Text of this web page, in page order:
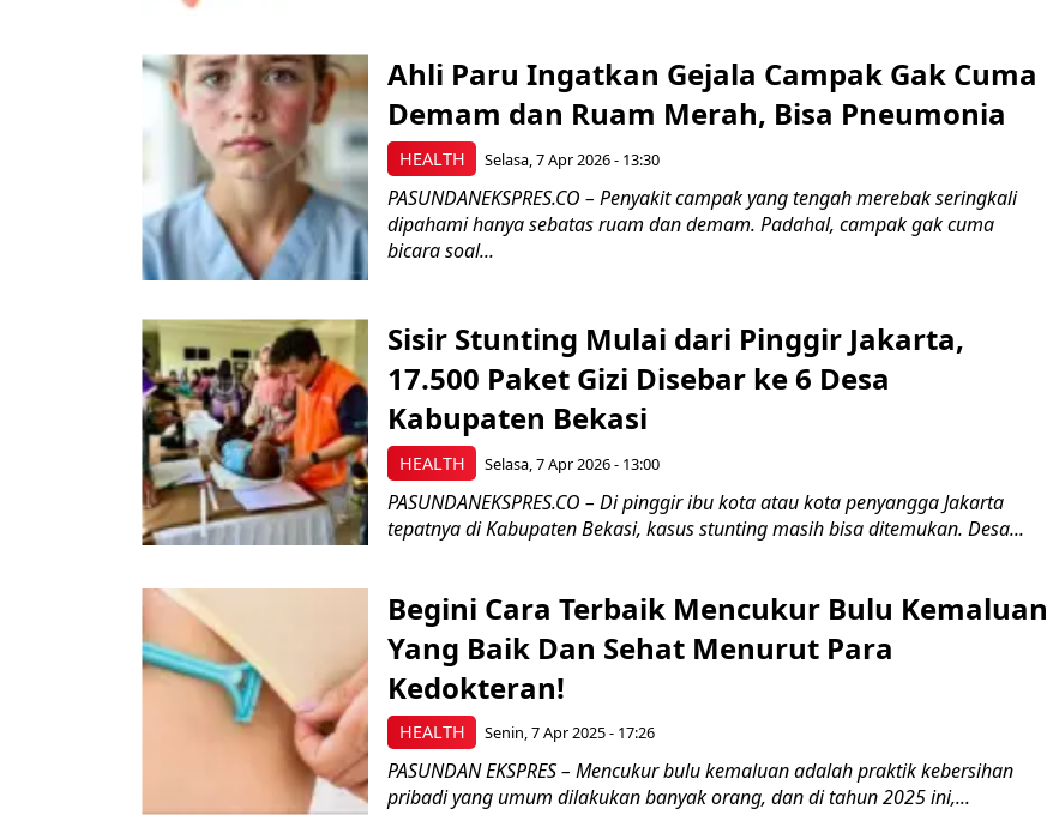
HEALTH
Ahli Paru Ingatkan Gejala Campak Gak Cuma
Demam dan Ruam Merah, Bisa Pneumonia
Selasa, 7 Apr 2026 - 13:30
PASUNDANEKSPRES.CO – Penyakit campak yang tengah merebak seringkali
dipahami hanya sebatas ruam dan demam. Padahal, campak gak cuma
bicara soal...
HEALTH
Sisir Stunting Mulai dari Pinggir Jakarta,
17.500 Paket Gizi Disebar ke 6 Desa
Kabupaten Bekasi
Selasa, 7 Apr 2026 - 13:00
PASUNDANEKSPRES.CO – Di pinggir ibu kota atau kota penyangga Jakarta
tepatnya di Kabupaten Bekasi, kasus stunting masih bisa ditemukan. Desa...
HEALTH
Begini Cara Terbaik Mencukur Bulu Kemaluan
Yang Baik Dan Sehat Menurut Para
Kedokteran!
Senin, 7 Apr 2025 - 17:26
PASUNDAN EKSPRES – Mencukur bulu kemaluan adalah praktik kebersihan
pribadi yang umum dilakukan banyak orang, dan di tahun 2025 ini,...